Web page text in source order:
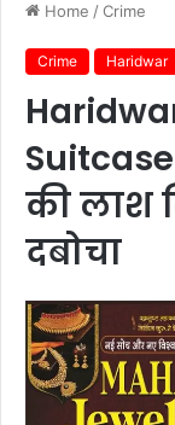
Home /Crime
Crime Haridwar
की लाश
दबोचा